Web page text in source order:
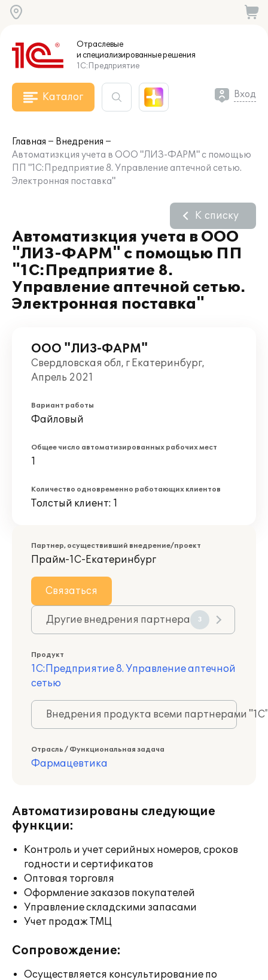
Отраслевые
и специализированныерешения
1С:Предприятие
Каталог Вход
Главная
Внедрения
Автоматизкция учета в ООО "ЛИЗ-ФАРМ" с помощью
ПП "1С:Предприятие 8. Управление аптечной сетью.
Электронная поставка"
Автоматизкция учета в ООО
"ЛИЗ-ФАРМ" с помощью ПП
"1С:Предприятие 8.
Управление аптечной сетью.
Электронная поставка"
К списку
ООО "ЛИЗ-ФАРМ"
Свердловская обл, г Екатеринбург,
Апрель 2021
Вариант работы
Файловый
Общее число автоматизированных рабочих мест
1
Количество одновременно работающих клиентов
Толстый клиент: 1
Партнер, осуществивший внедрение/проект
Прайм-1С-Екатеринбург
Связаться
Другие внедрения партнера 3
Продукт
1С:Предприятие 8. Управление аптечной
сетью
Внедрения продукта всеми партнерами
Отрасль / Функциональная задача
Фармацевтика
Автоматизированы следующие
функции:
Контроль и учет серийных номеров, сроков
годности и сертификатов
Оптовая торговля
Оформление заказов покупателей
Управление складскими запасами
Учет продаж ТМЦ
Сопровождение:
Осуществляется консультирование по